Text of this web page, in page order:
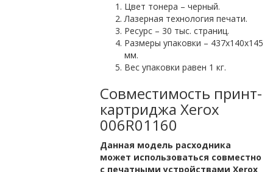
Цвет тонера – черный.
Лазерная технология печати.
Ресурс – 30 тыс. страниц.
Размеры упаковки – 437х140х145
мм.
Вес упаковки равен 1 кг.
Совместимость принт-
картриджа Xerox
006R01160
Данная модель расходника
может использоваться совместно
с печатными устройствами Xerox